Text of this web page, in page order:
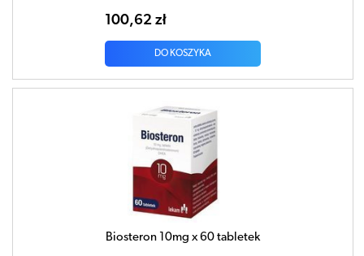
100,62 zł
DO KOSZYKA
Biosteron 10mg x 60 tabletek